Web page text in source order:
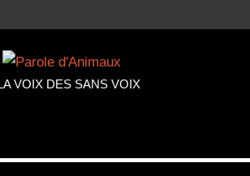
VOIX DES SANS VOIX